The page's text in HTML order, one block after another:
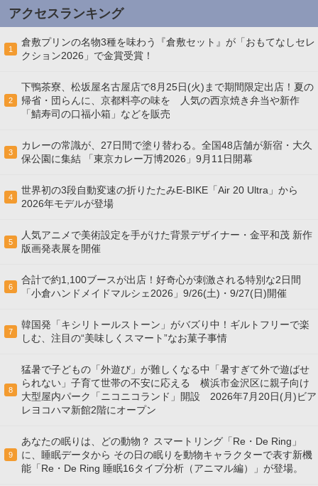
アクセスランキング
1
倉敷プリンの名物3種を味わう『倉敷セット』が「おもてなしセレ
クション2026」で金賞受賞！
2
下鴨茶寮、松坂屋名古屋店で8月25日(火)まで期間限定出店！夏の
帰省・団らんに、京都料亭の味を 人気の西京焼き弁当や新作
「鯖寿司の口福小箱」などを販売
3
カレーの常識が、27日間で塗り替わる。全国48店舗が新宿・大久
保公園に集結 「東京カレー万博2026」9月11日開幕
4
世界初の3段自動変速の折りたたみE-BIKE「Air 20 Ultra」から
2026年モデルが登場
5
人気アニメで美術設定を手がけた背景デザイナー・金平和茂 新作
版画発表展を開催
6
合計で約1,100ブースが出店！好奇心が刺激される特別な2日間
「小倉ハンドメイドマルシェ2026」9/26(土)・9/27(日)開催
7
韓国発「キシリトールストーン」がバズり中！ギルトフリーで楽
しむ、注目の“美味しくスマート”なお菓子事情
8
猛暑で子どもの「外遊び」が難しくなる中「暑すぎて外で遊ばせ
られない」子育て世帯の不安に応える 横浜市金沢区に親子向け
大型屋内パーク「ニコニコランド」開設 2026年7月20日(月)ビア
レヨコハマ新館2階にオープン
9
あなたの眠りは、どの動物？ スマートリング「Re・De Ring」
に、睡眠データから その日の眠りを動物キャラクターで表す新機
能「Re・De Ring 睡眠16タイプ分析（アニマル編）」が登場。